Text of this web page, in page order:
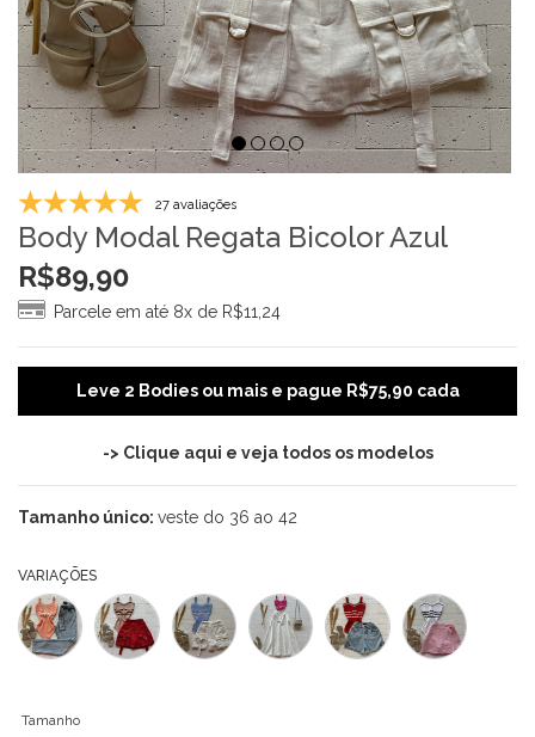
27 avaliações
Body Modal Regata Bicolor Azul
R$89,90
Parcele em até 8x de R$11,24
Leve 2 Bodies ou mais e pague R$75,90 cada
-> Clique aqui e veja todos os modelos
Tamanho único: veste do 36 ao 42
VARIAÇÕES
Tamanho